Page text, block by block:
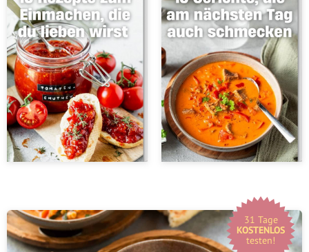
31 Tage
KOSTENLOS
testen!